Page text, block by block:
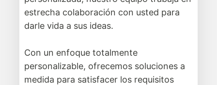
estrecha colaboración con usted para
darle vida a sus ideas.
Con un enfoque totalmente
personalizable, ofrecemos soluciones a
medida para satisfacer los requisitos